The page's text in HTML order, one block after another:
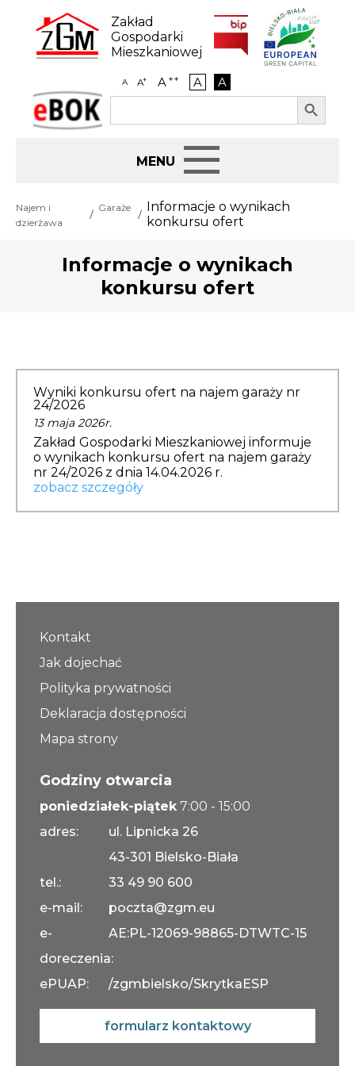
content
Zakład
Gospodarki
Mieszkaniowej
A A+ A++ A A
eBOK
Search
Search Button
Jak załatwić sprawę
Działania antysmogowe
Remonty budynków
Zamówienia publiczne
Najem i
dzierżawa
Garaże
Informacje o wynikach
konkursu ofert
Informacje o wynikach
konkursu ofert
Wyniki konkursu ofert na najem garaży nr
24/2026
13 maja 2026r.
Zakład Gospodarki Mieszkaniowej informuje
o wynikach konkursu ofert na najem garaży
nr 24/2026 z dnia 14.04.2026 r.
zobacz szczegóły
Kontakt
Jak dojechać
Polityka prywatności
Deklaracja dostępności
Mapa strony
Godziny otwarcia
poniedziałek-piątek 7:00 - 15:00
adres:
ul. Lipnicka 26
43-301 Bielsko-Biała
tel.:
33 49 90 600
e-mail:
poczta@zgm.eu
e-
doreczenia:
AE:PL-12069-98865-DTWTC-15
ePUAP: /zgmbielsko/SkrytkaESP
formularz kontaktowy